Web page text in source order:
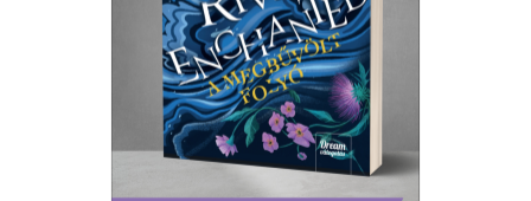
ADATKEZELÉSI ÉS ADATVÉDELMI SZABÁLYZAT